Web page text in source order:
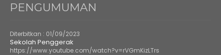
PENGUMUMAN
Diterbitkan : 01/09/2023
Sekolah Penggerak
https://www.youtube.com/watch?v=rVGmKizLTrs